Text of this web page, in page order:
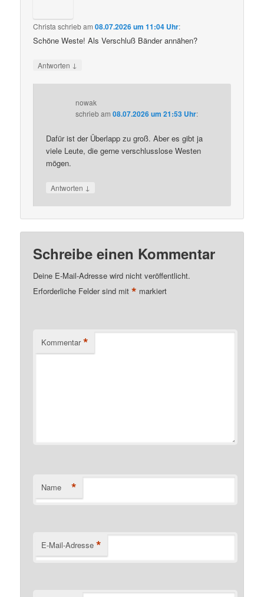
Christa schriebam08.07.2026 um 11:04 Uhr:
Schöne Weste! Als Verschluß Bänder annähen?
Antworten ↓
nowak
schriebam08.07.2026 um 21:53 Uhr:
Dafür ist der Überlapp zu groß. Aber es gibt ja
viele Leute, die gerne verschlusslose Westen
mögen.
Antworten ↓
Schreibe einen Kommentar
Deine E-Mail-Adresse wird nicht veröffentlicht.
Erforderliche Felder sind mit* markiert
Kommentar *
Name *
E-Mail-Adresse *